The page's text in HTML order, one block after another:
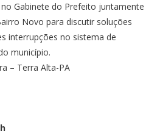
Gabinete do Prefeito juntamente
Novo para discutir soluções
interrupções no sistema de
município.
– Terra Alta-PA